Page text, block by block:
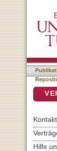
Kontakt
Hilfe